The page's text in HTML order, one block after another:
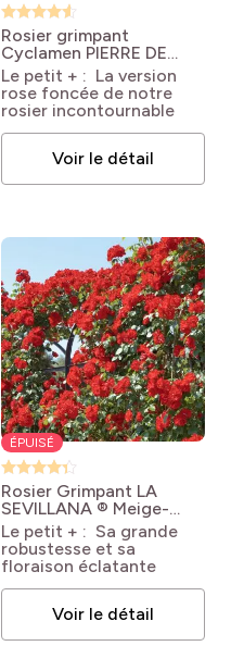
Rosier grimpant
Cyclamen PIERRE DE
RONSARD ® Margaret
Mae Rosa Cyclamen
Pierre de Ronsard ® 'Pink
Eden Rose® ‘Margaret
Mae’
Le petit + : La version
rose foncée de notre
rosier incontournable
Voir le détail
ÉPUISÉ
Rosier Grimpant LA
SEVILLANA ® Meige-
kanusar Rosa 'Meishitai'
LA SEVILLANA® +
Le petit + : Sa grande
robustesse et sa
floraison éclatante
Voir le détail